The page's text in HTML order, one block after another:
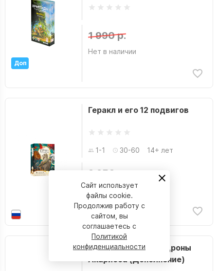
Доп
1 990 р.
Нет в наличии
Геракл и его 12 подвигов
1-1 30-60 14+ лет
2 250 р.
Нет в наличии
Звёзды Акариоса. Дроны
Акариоса (Дополнение)
Сайт использует
файлы cookie.
Продолжив работу с
сайтом, вы
соглашаетесь с
Политикой
конфиденциальности